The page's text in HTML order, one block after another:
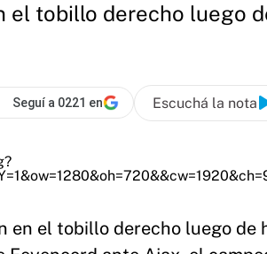
tobillo derecho luego
Seguí a 0221 en Escuchá la nota
en el tobillo derecho luego de